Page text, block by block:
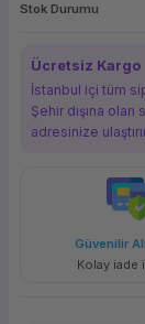
Stok Durumu
Ücretsiz Kargo
İstanbul içi tüm
Şehir dışına
adresinize
Güvenilir
Kolay iade